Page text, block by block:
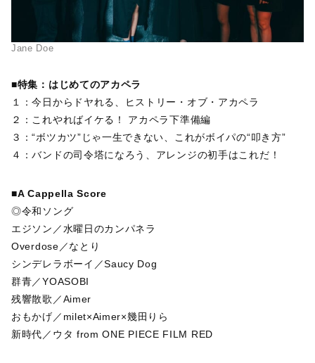
Jane Doe
■特集：はじめてのアカペラ
１：今日からドヤれる、ヒストリー・オブ・アカペラ
２：これやればイケる！ アカペラ下準備編
３：“ボツカツ”じゃ一生できない、これがボイパの“叩き方”
４：バンドの司令塔になろう、アレンジの初手はこれだ！
■A Cappella Score
◎令和ソング
エジソン／水曜日のカンパネラ
Overdose／なとり
シンデレラボーイ／Saucy Dog
群青／YOASOBI
残響散歌／Aimer
おもかげ／milet×Aimer×幾田りら
新時代／ウタ from ONE PIECE FILM RED